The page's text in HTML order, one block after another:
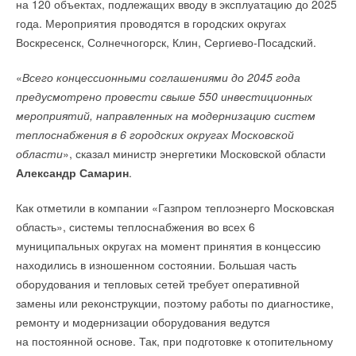
на 120 объектах, подлежащих вводу в эксплуатацию до 2025
года. Мероприятия проводятся в городских округах
Воскресенск, Солнечногорск, Клин, Сергиево-Посадский.
«Всего концессионными соглашениями до 2045 года
предусмотрено провести свыше 550 инвестиционных
мероприятий, направленных на модернизацию систем
теплоснабжения в 6 городских округах Московской
области», сказал министр энергетики Московской области
Александр Самарин.
Как отметили в компании «Газпром теплоэнерго Московская
область», системы теплоснабжения во всех 6
муниципальных округах на момент принятия в концессию
находились в изношенном состоянии. Большая часть
оборудования и тепловых сетей требует оперативной
замены или реконструкции, поэтому работы по диагностике,
ремонту и модернизации оборудования ведутся
на постоянной основе. Так, при подготовке к отопительному
управления и резервуар установлены на общей цокольной
раме.
Компактность. Моноблочные котлы занимают меньше
места, чем оборудование стандартной конструкции.
Безопасность. Все электрические соединения между
шкафом управления и элементами в проточной части,
выполнены в заводских условиях. Это увеличивает
качество монтажных работ и значительно упрощает
Уменьшение влияния вибраций. Рама котла
укомплектована амортизаторами.
Степень защиты IP54. Котлы имеют защитный кожух
с дополнительной защитой от влажности и пыли. Для
упрощения и удешевления конструкции возможно
исполнение без защитного кожуха.
Читайте по теме:
компенсирует потребности общества. Старые аккумуляторы,
по словам экспертов, также получат вторую жизнь.
использовать, не извлекая их из машин. Ученые описали
способ, при котором автолюбители будут подключать
машины к домашней электросети и пользоваться их
батареей при необходимости. Также при помощи умной
зарядки электромобили будут получать энергию лишь в то
время, когда нагрузка на сеть будет минимальной.
Мнение редакции журнала СОК может не совпадать с
мнением авторов данного материала
ИСТОЧНИК: LENTA.RU
→
Тепловые насосы в связке с солнечной генерацией и
решение применять запатентованную технологию BWT-
Quantozonverfahren, которая включает в себя
хлорированием. Такой способ фильтрации уничтожает
все вирусы и бактерии, убирает неприятный запах
в помещении бассейнов, но при этом не вызывает сухости
и раздражения слизистых и кожи», — рассказал
руководитель департамента бассейновых технологий
BWT Дмитрий Панферов